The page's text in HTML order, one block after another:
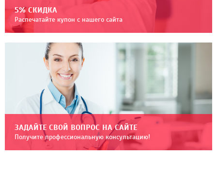
5% СКИДКА
Распечатайте купон с нашего сайта
ЗАДАЙТЕ СВОЙ ВОПРОС НА САЙТЕ
Получите профессиональную консультацию!